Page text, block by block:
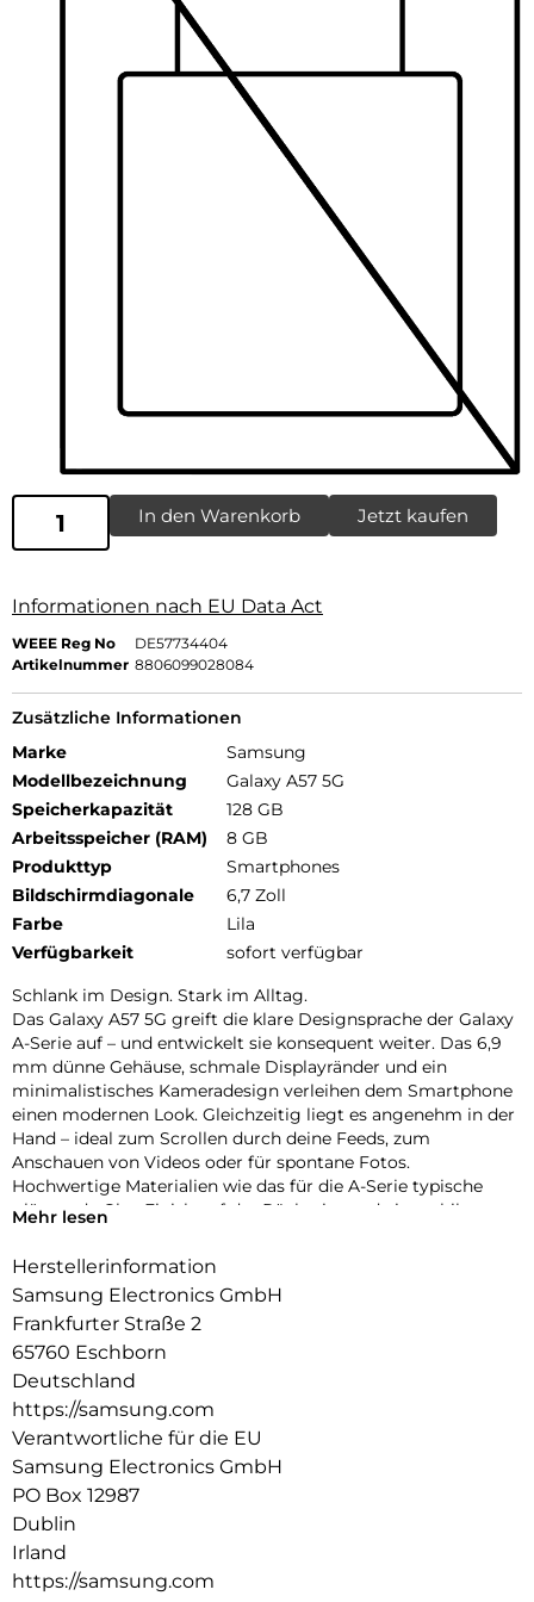
In den Warenkorb Jetzt kaufen
Informationen nach EU Data Act
WEEE Reg No
DE57734404
Artikelnummer 8806099028084
Zusätzliche Informationen
Marke
Samsung
Modellbezeichnung
Galaxy A57 5G
Speicherkapazität
128 GB
Arbeitsspeicher (RAM)
8 GB
Produkttyp
Smartphones
Bildschirmdiagonale
6,7 Zoll
Farbe
Lila
Verfügbarkeit
sofort verfügbar
Schlank im Design. Stark im Alltag.
Das Galaxy A57 5G greift die klare Designsprache der Galaxy
A-Serie auf – und entwickelt sie konsequent weiter. Das 6,9
mm dünne Gehäuse, schmale Displayränder und ein
minimalistisches Kameradesign verleihen dem Smartphone
einen modernen Look. Gleichzeitig liegt es angenehm in der
Hand – ideal zum Scrollen durch deine Feeds, zum
Anschauen von Videos oder für spontane Fotos.
Hochwertige Materialien wie das für die A-Serie typische
glänzende Glas-Finish auf der Rückseite und ein stabiler
sorgen für die nötige Robustheit im Alltag.
Fließend zoomen
Ruckelfreies Zoomen funktioniert jetzt auch mit der Galaxy
A-Serie: Dank der intuitiven Zoomsteuerung des Galaxy A57
5G kannst du fließend in deine Szenen hineinzoomen. Die
Kamera ermöglicht sanfte Übergänge zwischen den
Zoomstufen, sodass deine Videos stabil und natürlich wirken.
So findest du schnell den passenden Bildausschnitt – von
dynamischer Action hin zu detailreichen Close-ups.
Auf der Überholspur
Mit Wi-Fi 6E verlässt dein Galaxy A57 5G überfüllte
Datenautobahnen und nutzt das moderne 6-GHz-Band, das
weniger ausgelastet ist als andere Frequenzen. Dadurch
Mehr lesen
Herstellerinformation
Samsung Electronics GmbH
Frankfurter Straße 2
65760 Eschborn
Deutschland
https://samsung.com
Verantwortliche für die EU
Samsung Electronics GmbH
PO Box 12987
Dublin
Irland
https://samsung.com